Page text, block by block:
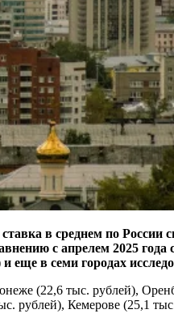
в среднем по России
с апрелем 2025 года
еще в семи городах
(22,6 тыс. рублей),
рублей), Кемерове (25,1